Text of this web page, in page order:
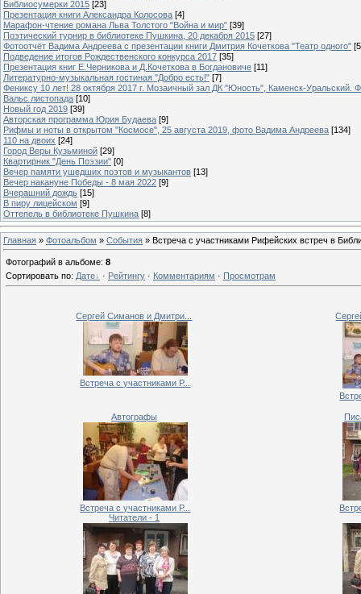
Библиосумерки 2015 [23]
Презентация книги Александра Колосова [4]
Марафон-чтение романа Льва Толстого "Война и мир" [39]
Поэтический турнир в библиотеке Пушкина, 20 декабря 2015 [27]
Фотоотчёт Вадима Андреева с презентации книги Дмитрия Кочеткова "Театр одного"
Подведение итогов Рождественского конкурса 2017 [35]
Презентация книг Е.Черникова и Д.Кочеткова в Богдановиче [11]
Литературно-музыкальная гостиная "Добро есть!" [7]
Фениксу 10 лет! 28 октября 2017 г. Мозаичный зал ДК "Юность", Каменск-Уральский.
Вальс листопада [10]
Новый год 2019 [39]
Авторская программа Юрия Будаева [9]
Рифмы и ноты в открытом "Космосе", 25 августа 2019, фото Вадима Андреева [134]
110 на двоих [24]
Город Веры Кузьминой [29]
Квартирник "День Поэзии" [0]
Вечер памяти ушедших поэтов и музыкантов [13]
Вечер накануне Победы - 8 мая 2022 [9]
Вчерашний дождь [15]
В пиру лицейском [9]
Оттепель в библиотеке Пушкина [8]
Главная » Фотоальбом » События » Встреча с участниками Рифейских встреч в
Фотографий в альбоме: 8
Сортировать по: Дате · Рейтингу · Комментариям · Просмотрам
Сергей Симанов и Дмитри...
Встреча с участниками Р...
Автографы
Встреча с участниками Р...
Читатели - 1